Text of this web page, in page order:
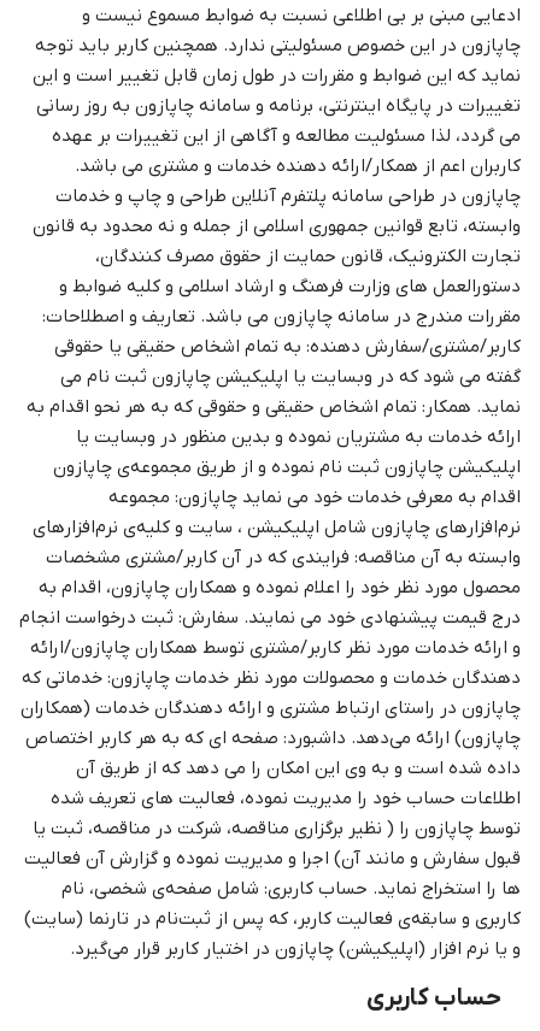
ادعایی مبنی بر بی اطلاعی نسبت به ضوابط مسموع نیست و
چاپازون در این خصوص مسئولیتی ندارد. همچنین کاربر باید توجه
نماید که این ضوابط و مقررات در طول زمان قابل تغییر است و این
تغییرات در پایگاه اینترنتی، برنامه و سامانه چاپازون به روز رسانی
می گردد، لذا مسئولیت مطالعه و آگاهی از این تغییرات بر عهده
کاربران اعم از همکار/ارائه دهنده خدمات و مشتری می باشد.
چاپازون در طراحی سامانه پلتفرم آنلاین طراحی و چاپ و خدمات
وابسته، تابع قوانین جمهوری اسلامی از جمله و نه محدود به قانون
تجارت الکترونیک، قانون حمایت از حقوق مصرف کنندگان،
دستورالعمل های وزارت فرهنگ و ارشاد اسلامی و کلیه ضوابط و
مقررات مندرج در سامانه چاپازون می باشد. تعاریف و اصطلاحات:
کاربر/مشتری/سفارش دهنده: به تمام اشخاص حقیقی یا حقوقی
گفته می شود که در وبسایت یا اپلیکیشن چاپازون ثبت نام می
نماید. همکار: تمام اشخاص حقیقی و حقوقی که به هر نحو اقدام به
ارائه خدمات به مشتریان نموده و بدین منظور در وبسایت یا
اپلیکیشن چاپازون ثبت نام نموده و از طریق مجموعه‌ی چاپازون
اقدام به معرفی خدمات خود می نماید چاپازون: مجموعه
نرم‌افزارهای چاپازون شامل اپلیکیشن ، سایت و کلیه‌ی نرم‌افزارهای
وابسته به آن مناقصه: فرایندی که در آن کاربر/مشتری مشخصات
محصول مورد نظر خود را اعلام نموده و همکاران چاپازون، اقدام به
درج قیمت پیشنهادی خود می نمایند. سفارش: ثبت درخواست انجام
و ارائه خدمات مورد نظر کاربر/مشتری توسط همکاران چاپازون/ارائه
دهندگان خدمات و محصولات مورد نظر خدمات چاپازون: خدماتی که
چاپازون در راستای ارتباط مشتری و ارائه دهندگان خدمات (همکاران
چاپازون) ارائه می‌دهد. داشبورد: صفحه ای که به هر کاربر اختصاص
داده شده است و به وی این امکان را می دهد که از طریق آن
اطلاعات حساب خود را مدیریت نموده، فعالیت های تعریف شده
توسط چاپازون را ( نظیر برگزاری مناقصه، شرکت در مناقصه، ثبت یا
قبول سفارش و مانند آن) اجرا و مدیریت نموده و گزارش آن فعالیت
ها را استخراج نماید. حساب کاربری: شامل صفحه‌ی شخصی، نام
کاربری و سابقه‌ی فعالیت کاربر، که پس از ثبت‌نام در تارنما (سایت)
و یا نرم افزار (اپلیکیشن) چاپازون در اختیار کاربر قرار می‌گیرد.
حساب کاربری